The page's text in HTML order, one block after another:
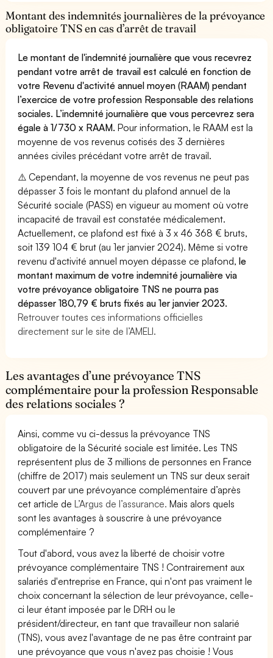
Montant des indemnités journalières de la prévoyance
obligatoire TNS en cas d’arrêt de travail
Le montant de l'indemnité journalière que vous recevrez
pendant votre arrêt de travail est calculé en fonction de
votre Revenu d'activité annuel moyen (RAAM) pendant
l’exercice de votre profession Responsable des relations
sociales. L’indemnité journalière que vous percevrez sera
égale à 1/730 x RAAM. Pour information, le RAAM est la
moyenne de vos revenus cotisés des 3 dernières
années civiles précédant votre arrêt de travail.
⚠️ Cependant, la moyenne de vos revenus ne peut pas
dépasser 3 fois le montant du plafond annuel de la
Sécurité sociale (PASS) en vigueur au moment où votre
incapacité de travail est constatée médicalement.
Actuellement, ce plafond est fixé à 3 x 46 368 € bruts,
soit 139 104 € brut (au 1er janvier 2024). Même si votre
revenu d'activité annuel moyen dépasse ce plafond,le
montant maximum de votre indemnité journalière via
votre prévoyance obligatoire TNS ne pourra pas
dépasser 180,79 € bruts fixés au 1er janvier 2023.
Retrouver toutes ces informations officielles
directement sur le site de l’AMELI.
Les avantages d’une prévoyance TNS
complémentaire pour la profession Responsable
des relations sociales ?
Ainsi, comme vu ci-dessus la prévoyance TNS
obligatoire de la Sécurité sociale est limitée. Les TNS
représentent plus de 3 millions de personnes en France
(chiffre de 2017) mais seulement un TNS sur deux serait
couvert par une prévoyance complémentaire d’après
cet article deL’Argus de l’assurance. Mais alors quels
sont les avantages à souscrire à une prévoyance
complémentaire ?
Tout d'abord, vous avez la liberté de choisir votre
prévoyance complémentaire TNS ! Contrairement aux
salariés d'entreprise en France, qui n'ont pas vraiment le
choix concernant la sélection de leur prévoyance, celle-
ci leur étant imposée par le DRH ou le
président/directeur, en tant que travailleur non salarié
(TNS), vous avez l'avantage de ne pas être contraint par
une prévoyance que vous n'avez pas choisie ! Vous